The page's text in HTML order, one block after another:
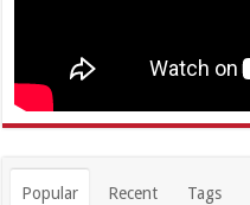
Popular Recent Tags